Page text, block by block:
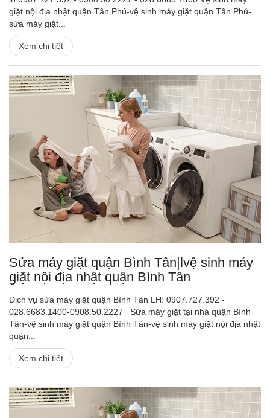
giặt nội địa nhật quận Tân Phú-vệ sinh máy giặt quận Tân Phú-
sửa máy giặt...
Xem chi tiết
Sửa máy giặt quận Bình Tân|lvệ sinh máy
giặt nội địa nhật quận Bình Tân
Dịch vụ sửa máy giặt quận Bình Tân LH: 0907.727.392 -
028.6683.1400-0908.50.2227 Sửa máy giặt tại nhà quận Bình
Tân-vệ sinh máy giặt quận Bình Tân-vệ sinh máy giặt nội địa nhật
quận...
Xem chi tiết